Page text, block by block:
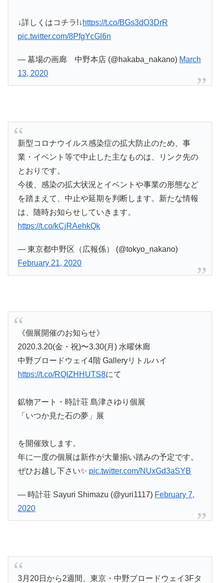
↓詳しくはコチラ!↓ https://t.co/BGs3dO3DrR
pic.twitter.com/8PfgYcGl6n
— 墓場の画廊 中野本店 (@hakaba_nakano) March
13, 2020
新型コロナウイルス感染症の拡大防止のため、事
業・イベント等で中止した主なものは、リンク先の
とおりです。
今後、感染の拡大状況とイベントや事業の形態など
を踏まえて、中止や延期を判断します。新たな情報
は、随時お知らせしていきます。
https://t.co/kCjRAehkQk
— 東京都中野区（広報係） (@tokyo_nakano)
February 21, 2020
《個展開催のお知らせ》
2020.3.20(金・祝)〜3.30(月) 水曜休廊
中野ブロードウェイ4階 Galleryリトルハイ
https://t.co/RQIZHHUTS8にて
鉱物アート・時計荘 島津さゆり個展
「いつか見た石の夢」展
を開催致します。
年に一度の個展は新作が大量揃い踏みの予定です。
ぜひお越し下さい✨ pic.twitter.com/NUxGd3aSYB
— 時計荘 Sayuri Shimazu (@yuri1117) February 7,
2020
3月20日から2週間、東京・中野ブロードウェイ3Fタ